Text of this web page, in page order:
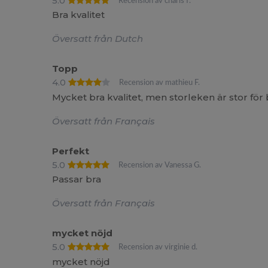
Bra kvalitet
Översatt från Dutch
Topp
4.0
Recension av mathieu F.
Mycket bra kvalitet, men storleken är stor för
Översatt från Français
Perfekt
5.0
Recension av Vanessa G.
Passar bra
Översatt från Français
mycket nöjd
5.0
Recension av virginie d.
mycket nöjd